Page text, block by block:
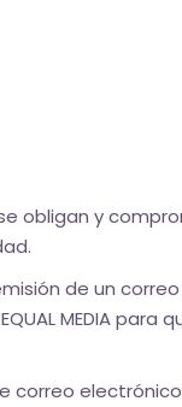
obligan y
de un
MEDIA para
correo